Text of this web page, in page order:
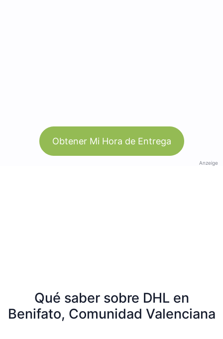
Obtener Mi Hora de Entrega
Anzeige
Qué saber sobre DHL en
Benifato, Comunidad Valenciana